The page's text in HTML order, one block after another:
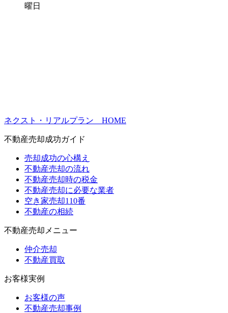
曜日
ネクスト・リアルプラン HOME
不動産売却成功ガイド
売却成功の心構え
不動産売却の流れ
不動産売却時の税金
不動産売却に必要な業者
空き家売却110番
不動産の相続
不動産売却メニュー
仲介売却
不動産買取
お客様実例
お客様の声
不動産売却事例